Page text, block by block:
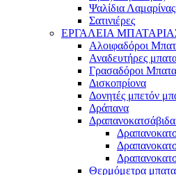
Ψαλίδια
Σατινιέρες
ΕΡΓΑΛΕΙΑ
Αλοιφαδόροι
Αναδευτήρες
Γρασαδόροι
Δισκοπρίονα
Δονητές μπετόν
Δράπανα
Δραπανοκατσάβιδα
Θερμόμετρα